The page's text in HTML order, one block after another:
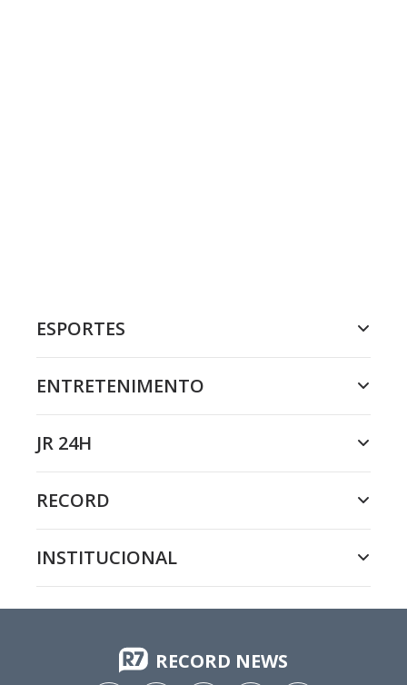
ESPORTES
ENTRETENIMENTO
JR 24H
RECORD
INSTITUCIONAL
RECORD NEWS